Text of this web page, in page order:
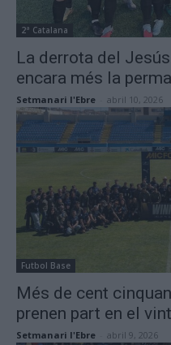
2ª Catalana
La derrota del
encara més la
Setmanari l'Ebre abril 10, 2026
Futbol Base
Més de cent
prenen part en el
Setmanari l'Ebre abril 9, 2026